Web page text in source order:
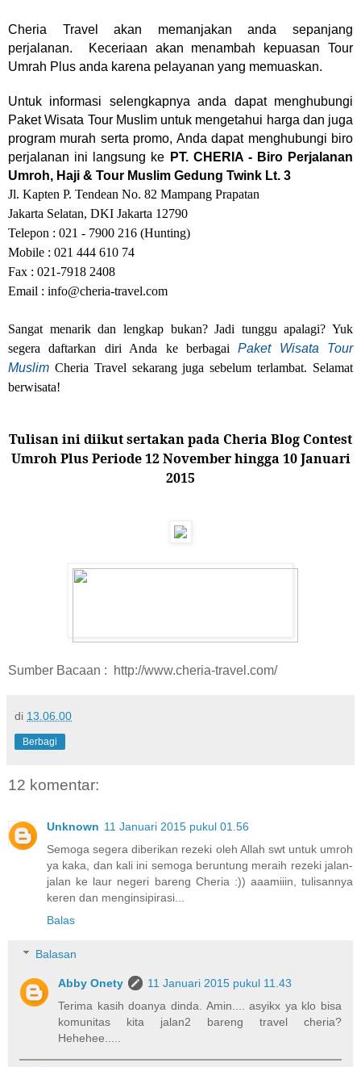
Cheria Travel akan memanjakan anda sepanjang
perjalanan.
Keceriaan akan menambah kepuasan Tour
Umrah Plus anda karena pelayanan yang memuaskan.
Untuk informasi selengkapnya anda dapat menghubungi
Paket Wisata Tour Muslim untuk mengetahui harga dan juga
program murah serta promo, Anda dapat menghubungi biro
perjalanan ini langsung ke PT. CHERIA - Biro Perjalanan
Umroh, Haji & Tour Muslim Gedung Twink Lt. 3
Jl. Kapten P. Tendean No. 82 Mampang Prapatan
Jakarta Selatan, DKI Jakarta 12790
Telepon : 021 - 7900 216 (Hunting)
Mobile : 021 444 610 74
Fax : 021-7918 2408
Email : info@cheria-travel.com
Sangat menarik dan lengkap bukan? Jadi tunggu apalagi? Yuk
segera daftarkan diri Anda ke berbagai
Paket Wisata Tour
Muslim Cheria Travel sekarang juga sebelum terlambat. Selamat
berwisata!
Tulisan ini diikut sertakan pada Cheria Blog Contest
Umroh Plus Periode 12 November hingga 10 Januari
2015
Sumber Bacaan : http://www.cheria-travel.com/
di 13.06.00
Berbagi
12 komentar:
Unknown 11 Januari 2015 pukul 01.56
Semoga segera diberikan rezeki oleh Allah swt untuk umroh
ya kaka, dan kali ini semoga beruntung meraih rezeki jalan-
jalan ke laur negeri bareng Cheria :)) aaamiiin, tulisannya
keren dan menginsipirasi...
Balas
Balasan
Abby Onety
11 Januari 2015 pukul 11.43
Terima kasih doanya dinda. Amin.... asyikx ya klo bisa
komunitas kita jalan2 bareng travel cheria?
Hehehee.....